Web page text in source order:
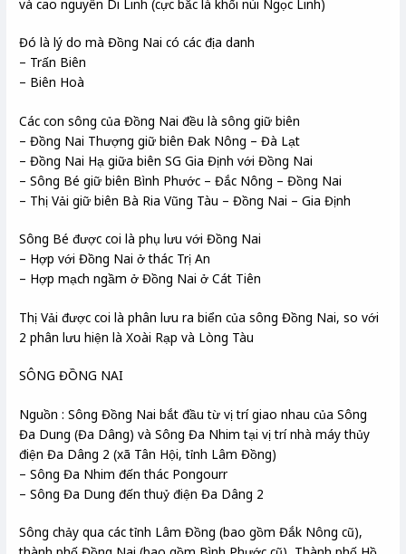
và cao nguyên Di Linh (cực bắc là khối núi Ngọc Linh)
Đó là lý do mà Đồng Nai có các địa danh
– Trấn Biên
– Biên Hoà
Các con sông của Đồng Nai đều là sông giữ biên
– Đồng Nai Thượng giữ biên Đak Nông – Đà Lạt
– Đồng Nai Hạ giữa biên SG Gia Định với Đồng Nai
– Sông Bé giữ biên Bình Phước – Đắc Nông – Đồng Nai
– Thị Vải giữ biên Bà Ria Vũng Tàu – Đồng Nai – Gia Định
Sông Bé được coi là phụ lưu với Đồng Nai
– Hợp với Đồng Nai ở thác Trị An
– Hợp mạch ngầm ở Đồng Nai ở Cát Tiên
Thị Vải được coi là phân lưu ra biển của sông Đồng Nai, so với
2 phân lưu hiện là Xoài Rạp và Lòng Tàu
SÔNG ĐỒNG NAI
Nguồn : Sông Đồng Nai bắt đầu từ vị trí giao nhau của Sông
Đa Dung (Đa Dâng) và Sông Đa Nhim tại vị trí nhà máy thủy
điện Đa Dâng 2 (xã Tân Hội, tỉnh Lâm Đồng)
– Sông Đa Nhim đến thác Pongourr
– Sông Đa Dung đến thuỷ điện Đa Dâng 2
Sông chảy qua các tỉnh Lâm Đồng (bao gồm Đắk Nông cũ),